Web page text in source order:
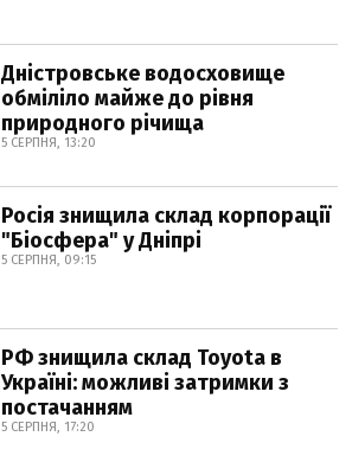
Дністровське водосховище
обміліло майже до рівня
природного річища
5 СЕРПНЯ, 13:20
Росія знищила склад корпорації
"Біосфера" у Дніпрі
5 СЕРПНЯ, 09:15
РФ знищила склад Toyota в
Україні: можливі затримки з
постачанням
5 СЕРПНЯ, 17:20